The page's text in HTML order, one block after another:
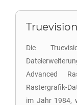
Die
Advanced
Rastergrafik-
im Jahr 1984,